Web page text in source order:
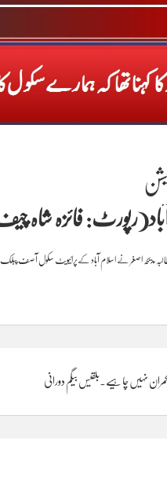
فائزہ شاہ چیف
نہیں چاہیے.بلقیس بیگم دورانی